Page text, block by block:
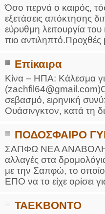
Όσο περνά ο καιρός,
εξετάσεις απόκτησης
εύρυθμη λειτουργία
πιο
Επίκαιρα
Κίνα – ΗΠΑ: Κάλεσμα
(zachfil64@gmail.com)Ο
σεβασμό, ειρηνική
Ουάσινγκτον, κατά τη
ΠΟΔΟΣΦΑΙΡΟ
ΣΑΠΦΩ ΝΕΑ ΑΝΑΒΟΛΗ
αλλαγές στα
με την Σαπφώ, το
ΕΠΟ να το είχε ορίσει
ΤΑΕΚΒΟΝΤΟ